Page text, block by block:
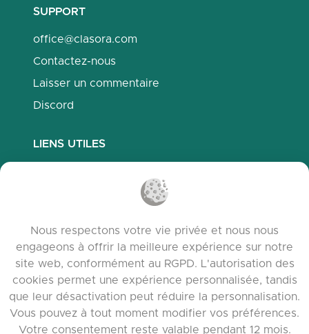
SUPPORT
office@clasora.com
Contactez-nous
Laisser un commentaire
Discord
LIENS UTILES
Politique de confidentialité
Conditions d’utilisation
Notes de version
Nous respectons votre vie privée et nous nous
engageons à offrir la meilleure expérience sur notre
site web, conformément au RGPD. L'autorisation des
cookies permet une expérience personnalisée, tandis
que leur désactivation peut réduire la personnalisation.
Vous pouvez à tout moment modifier vos préférences.
Votre consentement reste valable pendant 12 mois.